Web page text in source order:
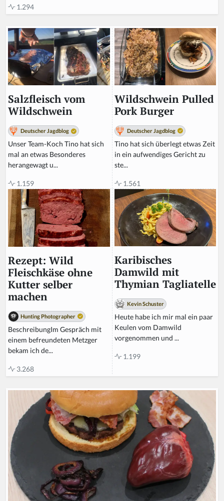
1.294
Salzfleisch vom
Wildschwein
Deutscher Jagdblog
Unser Team-Koch Tino hat sich
mal an etwas Besonderes
herangewagt u...
1.159
Wildschwein Pulled
Pork Burger
Deutscher Jagdblog
Tino hat sich überlegt etwas Zeit
in ein aufwendiges Gericht zu
ste...
1.561
Rezept: Wild
Fleischkäse ohne
Kutter selber
machen
Hunting Photographer
BeschreibungIm Gespräch mit
einem befreundeten Metzger
bekam ich de...
3.268
Karibisches
Damwild mit
Thymian Tagliatelle
Kevin Schuster
Heute habe ich mir mal ein paar
Keulen vom Damwild
vorgenommen und ...
1.199